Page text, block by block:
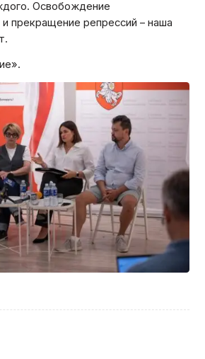
Освобождение
прекращение репрессий – наша